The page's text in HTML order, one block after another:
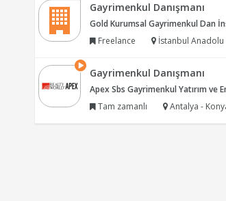
Gayrimenkul Danışmanı
Gold Kurumsal Gayrimenkul Dan
Freelance
İstanbul Anadolu
Gayrimenkul Danışmanı
Apex Sbs Gayrimenkul Yatırım ve
Tam zamanlı
Antalya -